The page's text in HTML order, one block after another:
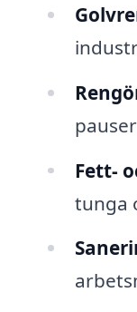
Fett-
tunga